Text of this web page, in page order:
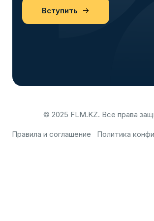
Вступить
© 2025 FLM.KZ. Все права
Правила и соглашение Политика